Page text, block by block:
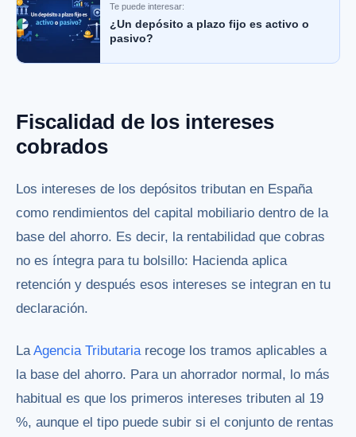
Te puede interesar:
¿Un depósito a plazo fijo es activo o
pasivo?
Fiscalidad de los intereses
cobrados
Los intereses de los depósitos tributan en España
como rendimientos del capital mobiliario dentro de la
base del ahorro. Es decir, la rentabilidad que cobras
no es íntegra para tu bolsillo: Hacienda aplica
retención y después esos intereses se integran en tu
declaración.
LaAgencia Tributariarecoge los tramos aplicables a
la base del ahorro. Para un ahorrador normal, lo más
habitual es que los primeros intereses tributen al 19
%, aunque el tipo puede subir si el conjunto de rentas